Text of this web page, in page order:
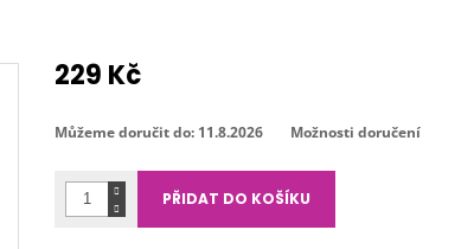
229 Kč
cena:
Můžeme doručit do: 11.8.2026 Možnosti doručení
PŘIDAT DO KOŠÍKU